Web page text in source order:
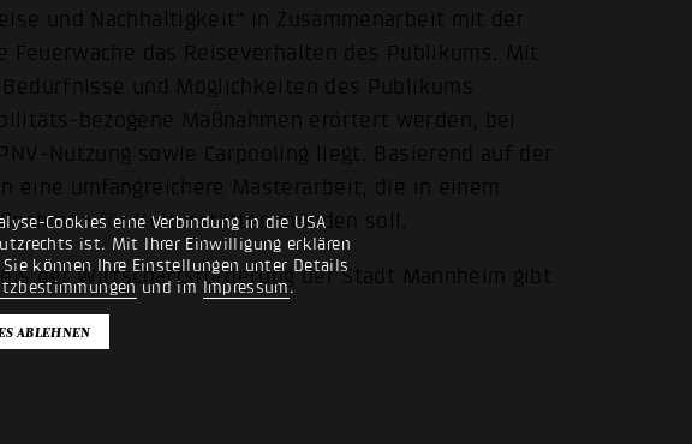
Cookies eine Verbindung in die USA
ist. Mit Ihrer Einwilligung erklären
können Ihre Einstellungen unter Details
und im Impressum.
und Nachhaltigkeit“ in Zusammenarbeit mit der
Feuerwache das Reiseverhalten des Publikums. Mit
und Möglichkeiten des Publikums
bezogene Maßnahmen erörtert werden, bei
Nutzung sowie Carpooling liegt. Basierend auf der
eine umfangreichere Masterarbeit, die in einem
für Kulturstätten münden soll.
der Wirtschaftsförderung der Stadt Mannheim gibt